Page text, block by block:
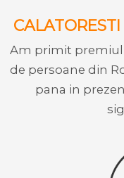
Am primit premiul
de persoane din
pana in